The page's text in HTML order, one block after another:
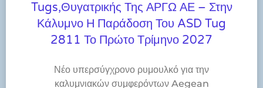
Tugs,θυγατρικής Της ΑΡΓΩ ΑΕ – Στην
Κάλυμνο Η Παράδοση Του ASD Tug
2811 Το Πρώτο Τρίμηνο 2027
Νέο υπερσύγχρονο ρυμουλκό για την
καλυμνιακών συμφερόντων Aegean